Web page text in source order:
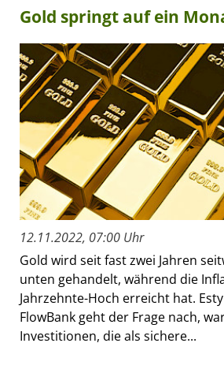
Gold springt auf ein
12.11.2022, 07:00 Uhr
Gold wird seit fast zwei Jahren
unten gehandelt, während die
Jahrzehnte-Hoch erreicht hat.
FlowBank geht der Frage nach,
Investitionen, die als sichere...